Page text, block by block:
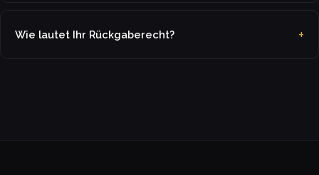
Wie lautet Ihr Rückgaberecht?